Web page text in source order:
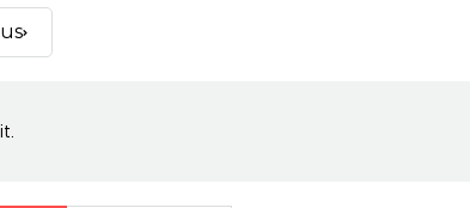
de la nature et un engagement
de marnes et de calcaires. Ce terroir